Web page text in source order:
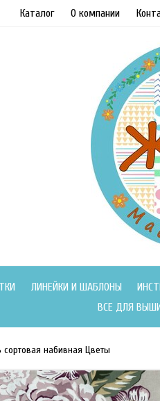
Каталог О компании
ЛИНЕЙКИ И ШАБЛОНЫ
ВСЕ ДЛЯ
сортовая набивная Цветы